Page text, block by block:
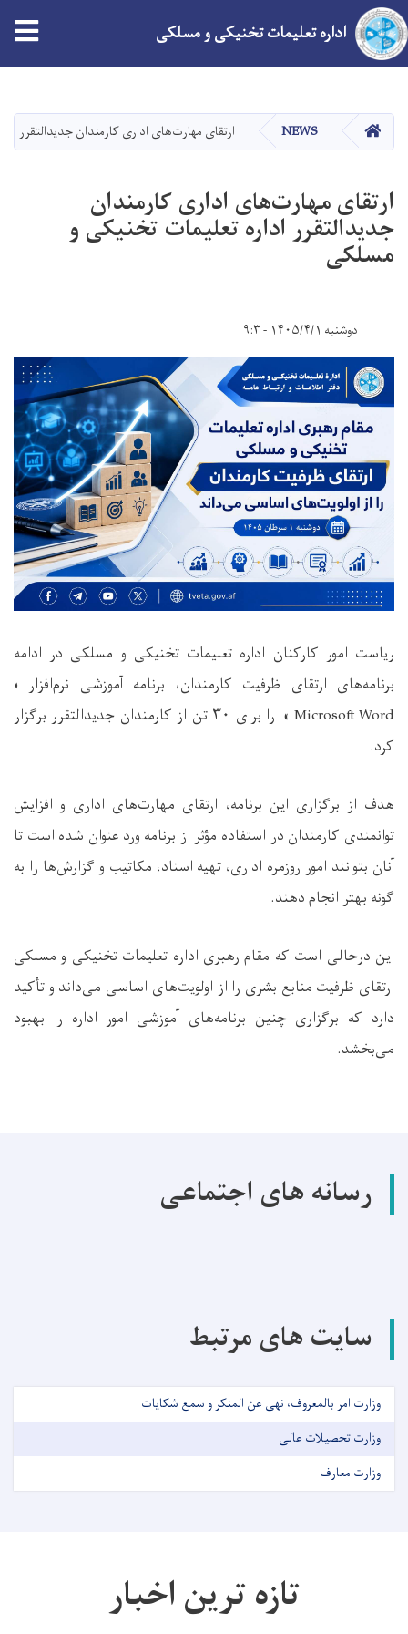
main
content
اداره تعلیمات تخنیکی و مسلکی
HOME
NEWS ارتقای مهارت‌های اداری کارمندان جدیدالتقرر
ارتقای مهارت‌های اداری کارمندان
جدیدالتقرر اداره تعلیمات تخنیکی و
مسلکی
دوشنبه ۱۴۰۵/۴/۱ - ۹:۳
ریاست امور کارکنان اداره تعلیمات تخنیکی و مسلکی در ادامه
برنامه‌های ارتقای ظرفیت کارمندان، برنامه آموزشی نرم‌افزار «
Microsoft Word » را برای ۳۰ تن از کارمندان جدیدالتقرر برگزار
کرد.
هدف از برگزاری این برنامه، ارتقای مهارت‌های اداری و افزایش
توانمندی کارمندان در استفاده مؤثر از برنامه ورد عنوان شده است تا
آنان بتوانند امور روزمره اداری، تهیه اسناد، مکاتیب و گزارش‌ها را به
گونه بهتر انجام دهند.
این درحالی است که مقام رهبری اداره تعلیمات تخنیکی و مسلکی
ارتقای ظرفیت منابع بشری را از اولویت‌های اساسی می‌داند و تأکید
دارد که برگزاری چنین برنامه‌های آموزشی امور اداره را بهبود
می‌بخشد.
رسانه های اجتماعی
سایت های مرتبط
وزارت امر بالمعروف، نهی عن المنکر و سمع شکایات
وزارت تحصیلات عالی
وزارت معارف
تازه ترین اخبار